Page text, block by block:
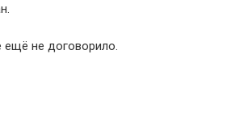
не договорило.